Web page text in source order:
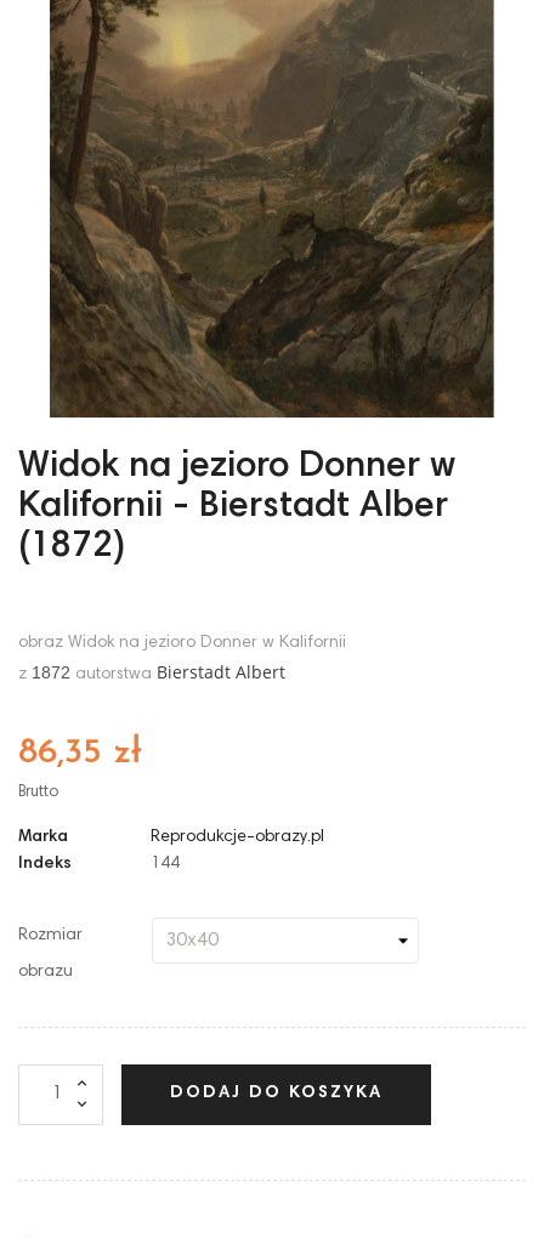
Widok na jezioro Donner w
Kalifornii - Bierstadt Alber
(1872)
obraz Widok na jezioro Donner w Kalifornii
z 1872 autorstwa Bierstadt Albert
86,35 zł
Brutto
Marka
Reprodukcje-obrazy.pl
Indeks
144
Rozmiar
obrazu
DODAJ DO KOSZYKA